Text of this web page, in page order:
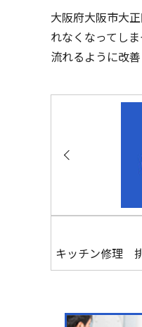
大阪府大阪市大
れなくなってし
流れるように改
キッチン修理